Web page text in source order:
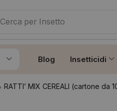
Cerca per Insetto
Blog Insetticidi
RATTI’ MIX CEREALI (cartone da